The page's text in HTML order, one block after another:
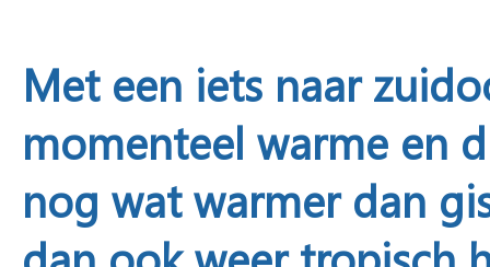
Met een iets naar
momenteel warme en
nog wat warmer dan